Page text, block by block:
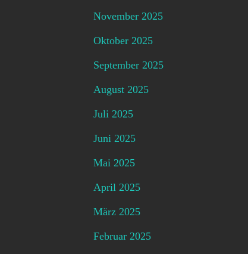
November 2025
Oktober 2025
September 2025
August 2025
Juli 2025
Juni 2025
Mai 2025
April 2025
März 2025
Februar 2025